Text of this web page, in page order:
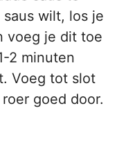
wilt, los je
voeg je dit toe
2 minuten
Voeg tot slot
goed door.